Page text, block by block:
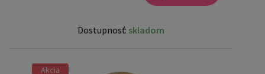
Dostupnosť: skladom
Akcia